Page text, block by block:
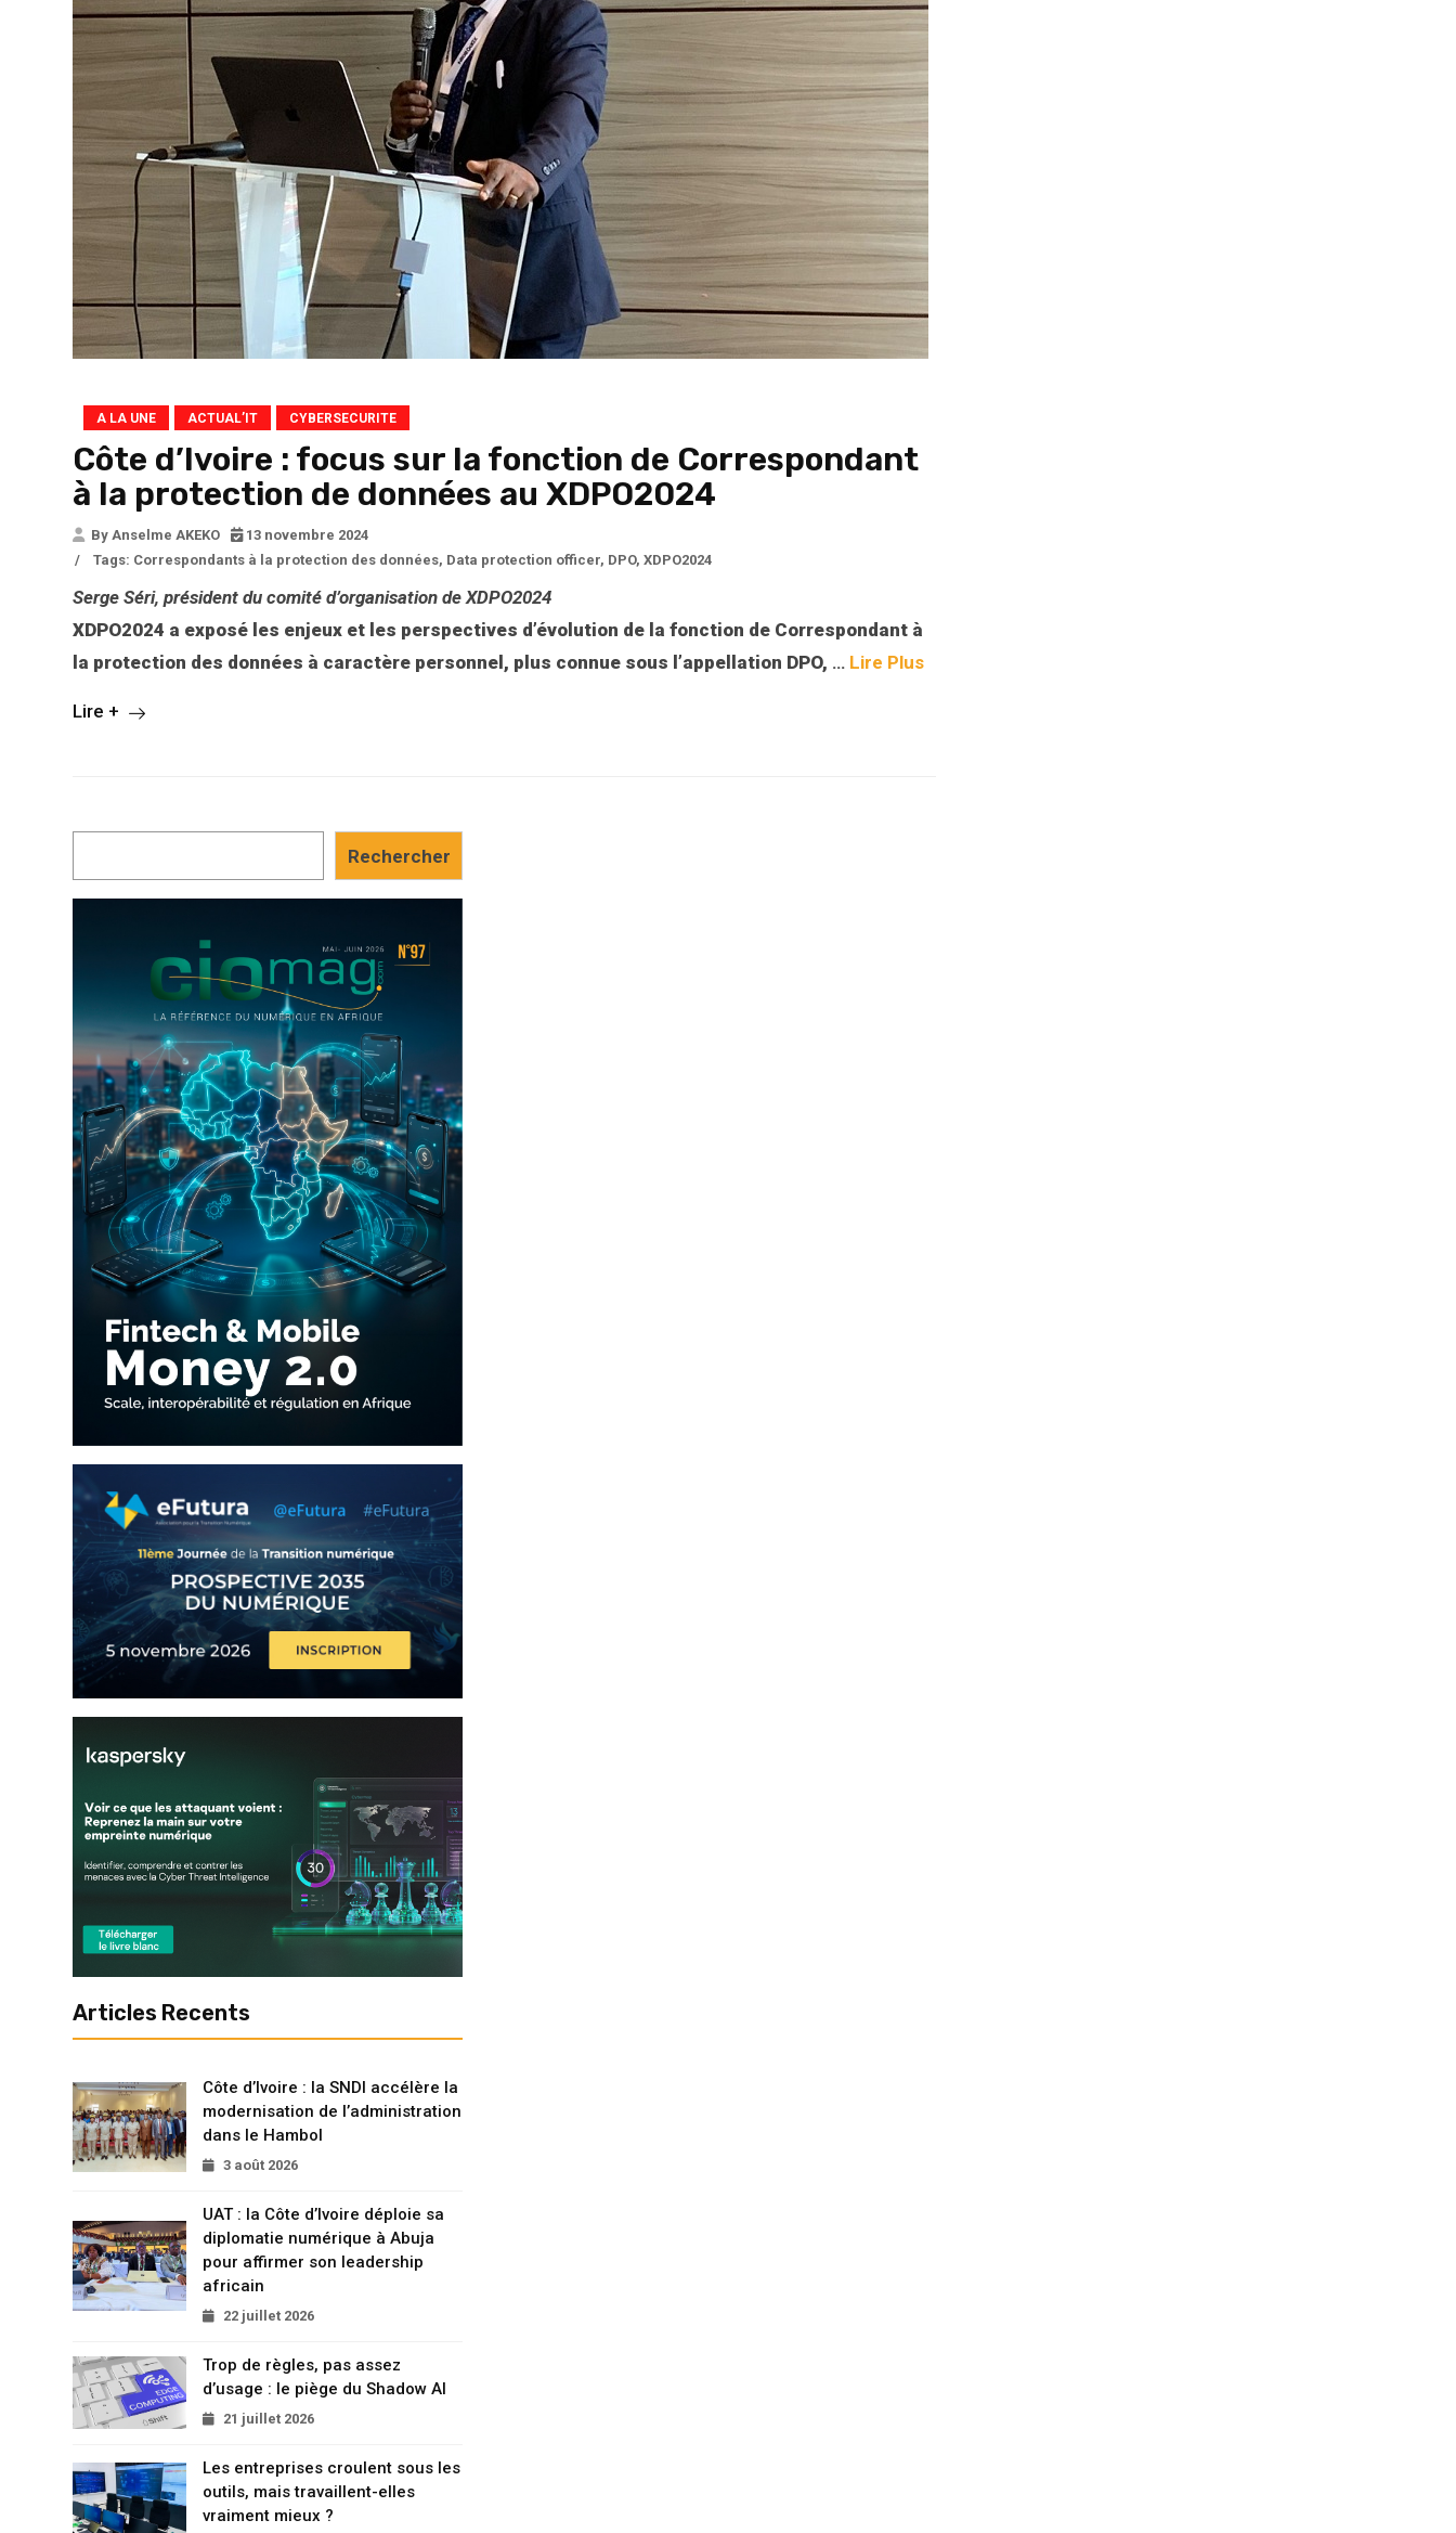
A LA UNE ACTUAL’IT CYBERSECURITE
Côte d’Ivoire : focus sur la fonction de Correspondant
à la protection de données au XDPO2024
By Anselme AKEKO
13 novembre 2024
/
Tags: Correspondants à la protection des données, Data protection officer, DPO, XDPO2024
Serge Séri, président du comité d’organisation de XDPO2024
XDPO2024 a exposé les enjeux et les perspectives d’évolution de la fonction de Correspondant à
la protection des données à caractère personnel, plus connue sous l’appellation DPO, … Lire Plus
Lire +
Rechercher
Articles Recents
Côte d’Ivoire : la SNDI accélère la
modernisation de l’administration
dans le Hambol
3 août 2026
UAT : la Côte d’Ivoire déploie sa
diplomatie numérique à Abuja
pour affirmer son leadership
africain
22 juillet 2026
Trop de règles, pas assez
d’usage : le piège du Shadow AI
21 juillet 2026
Les entreprises croulent sous les
outils, mais travaillent-elles
vraiment mieux ?